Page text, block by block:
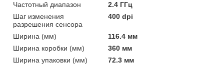
Частотный диапазон
2.4 ГГц
Шаг изменения
разрешения сенсора
400 dpi
Ширина (мм)
116.4 мм
Ширина коробки (мм)
360 мм
Ширина упаковки (мм)
72.3 мм